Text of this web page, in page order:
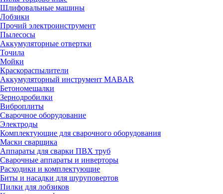
Шлифовальные машины
Лобзики
Прочий электроинструмент
Пылесосы
Аккумуляторные отвертки
Точила
Мойки
Краскораспылители
Аккумуляторный инструмент MABAR
Бетономешалки
Зернодробилки
Виброплиты
Сварочное оборудование
Электроды
Комплектующие для сварочного оборудования
Маски сварщика
Аппараты для сварки ПВХ труб
Сварочные аппараты и инверторы
Расходики и комплектующие
Биты и насадки для шуруповертов
Пилки для лобзиков